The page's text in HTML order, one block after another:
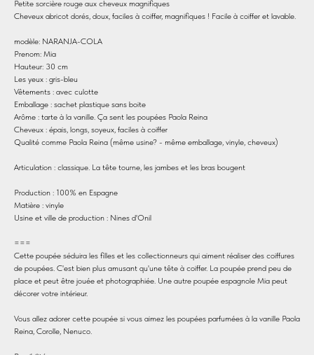
Petite sorcière rouge aux cheveux magnifiques
Cheveux abricot dorés, doux, faciles à coiffer, magnifiques ! Facile à coiffer et lavable.
modèle: NARANJA-COLA
Prenom: Mia
Hauteur: 30 cm
Les yeux : gris-bleu
Vêtements : avec culotte
Emballage : sachet plastique sans boite
Arôme : tarte à la vanille. Ça sent les poupées Paola Reina
Cheveux : épais, longs, soyeux, faciles à coiffer
Qualité comme Paola Reina (même usine? - même emballage, vinyle, cheveux)
Articulation : classique. La tête tourne, les jambes et les bras bougent
Production : 100% en Espagne
Matière : vinyle
Usine et ville de production : Nines d'Onil
===
Cette poupée séduira les filles et les collectionneurs qui aiment réaliser des coiffures
de poupées. C'est bien plus amusant qu'une tête à coiffer. La poupée prend peu de
place et peut être jouée et photographiée. Une autre poupée espagnole Mia peut
décorer votre intérieur.
Vous allez adorer cette poupée si vous aimez les poupées parfumées à la vanille Paola
Reina, Corolle, Nenuco.